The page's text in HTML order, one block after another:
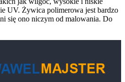
UV. Żywica polimerowa jest bardzo
się ono niczym od malowania. Do